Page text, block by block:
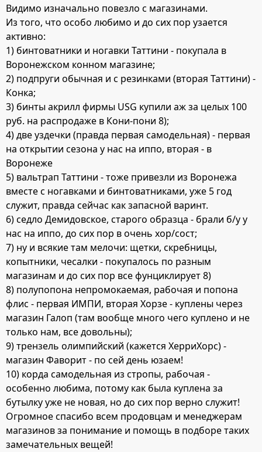
Видимо изначально повезло с магазинами.
Из того, что особо любимо и до сих пор узается
активно:
1) бинтоватники и ногавки Таттини - покупала в
Воронежском конном магазине;
2) подпруги обычная и с резинками (вторая Таттини) -
Конка;
3) бинты акрилл фирмы USG купили аж за целых 100
руб. на распродаже в Кони-пони 8);
4) две уздечки (правда первая самодельная) - первая
на открытии сезона у нас на иппо, вторая - в
Воронеже
5) вальтрап Таттини - тоже привезли из Воронежа
вместе с ногавками и бинтоватниками, уже 5 год
служит, правда сейчас как запасной варинт.
6) седло Демидовское, старого образца - брали б/у у
нас на иппо, до сих пор в очень хор/сост;
7) ну и всякие там мелочи: щетки, скребницы,
копытники, чесалки - покупалось по разным
магазинам и до сих пор все фунциклирует 8)
8) полупопона непромокаемая, рабочая и попона
флис - первая ИМПИ, вторая Хорзе - куплены через
магазин Галоп (там вообще много чего куплено и не
только нам, все довольны);
9) трензель олимпийский (кажется ХерриХорс) -
магазин Фаворит - по сей день юзаем!
10) корда самодельная из стропы, рабочая -
особенно любима, потому как была куплена за
бутылку уже не новая, но до сих пор верно служит!
Огромное спасибо всем продовцам и менеджерам
магазинов за понимание и помощь в подборе таких
замечательных вещей!